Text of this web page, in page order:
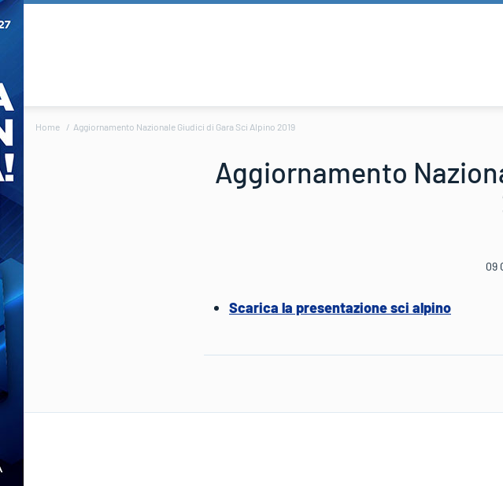
Home Aggiornamento Nazionale Giudici di Gara Sci Alpino 2019
Aggiornamento
09
Scarica la presentazione sci alpino